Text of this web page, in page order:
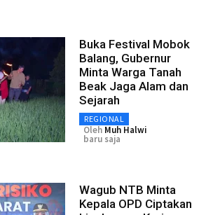
Buka Festival Mobok
Balang, Gubernur
Minta Warga Tanah
Beak Jaga Alam dan
Sejarah
REGIONAL
Oleh Muh Halwi
baru saja
Wagub NTB Minta
Kepala OPD Ciptakan